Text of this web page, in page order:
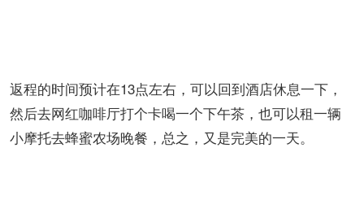
返程的时间预计在13点左右，可以回到酒店休息一下，
然后去网红咖啡厅打个卡喝一个下午茶，也可以租一辆
小摩托去蜂蜜农场晚餐，总之，又是完美的一天。